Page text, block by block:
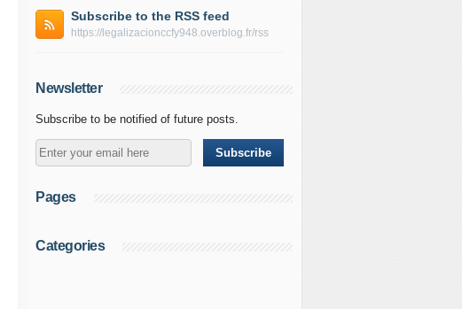
Subscribe to the RSS feed
https://legalizacionccfy948.overblog.fr/rss
Newsletter
Subscribe to be notified of future posts.
Pages
Categories